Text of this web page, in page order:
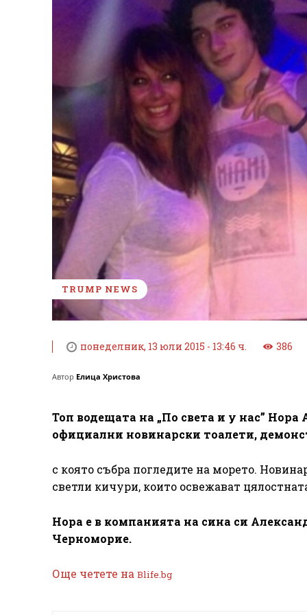
TRUMP NEWS
понеделник, 13 юли 2015 - 13:46 ч. 386
Автор Елица Христова
Топ водещата на „По света и у нас”
официални новинарски тоалети,
с която събра погледите на морето.
светли кичури, които освежават
Нора е в компанията на сина си
Черноморие.
Още четете на Blife.bg